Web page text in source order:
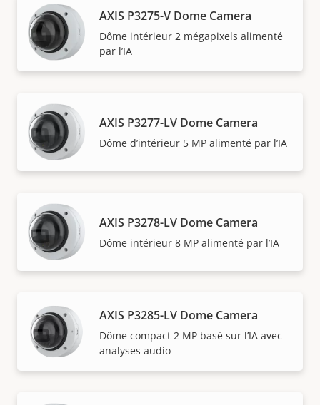
AXIS P3275-V Dome Camera
Dôme intérieur 2 mégapixels alimenté
par l’IA
AXIS P3277-LV Dome Camera
Dôme d’intérieur 5 MP alimenté par l’IA
AXIS P3278-LV Dome Camera
Dôme intérieur 8 MP alimenté par l’IA
AXIS P3285-LV Dome Camera
Dôme compact 2 MP basé sur l’IA avec
analyses audio